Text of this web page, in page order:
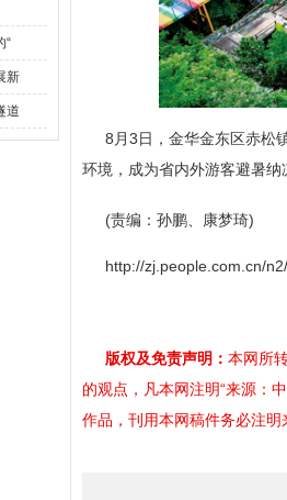
“
新
道
8月3日，金华金东区赤松
环境，成为省内外游客避暑
(责编：孙鹏、康梦琦)
http://zj.people.com.cn/
版权及免责声明： 本网所
的观点，凡本网注明“来源：
作品，刊用本网稿件务必注